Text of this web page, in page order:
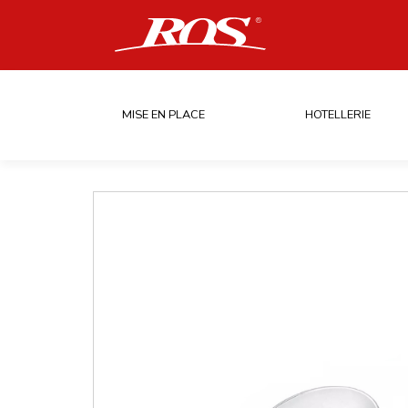
MISE EN PLACE HOTELLERIE